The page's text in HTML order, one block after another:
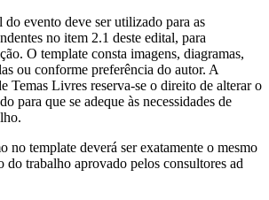
evento deve ser utilizado para as
no item 2.1 deste edital, para
O template consta imagens, diagramas,
ou conforme preferência do autor. A
Temas Livres reserva-se o direito de alterar o
para que se adeque às necessidades de
no template deverá ser exatamente o mesmo
do trabalho aprovado pelos consultores ad